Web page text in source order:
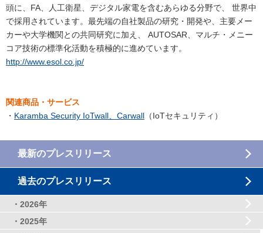
頭に、FA、人工衛星、デジタル家電を含むあらゆる分野で、 世界中
で採用されています。最先端の自社製品の研究・開発や、主要メー
カーや大学機関との共同研究に加え、 AUTOSAR、マルチ・メニー
コア技術の標準化活動を積極的に進めています。
http://www.esol.co.jp/
関連商品・サービス
・ Karamba Security IoTwall、Carwall （IoTセキュリティ）
最新のプレスリリース
過去のプレスリリース
・2026年
・2025年